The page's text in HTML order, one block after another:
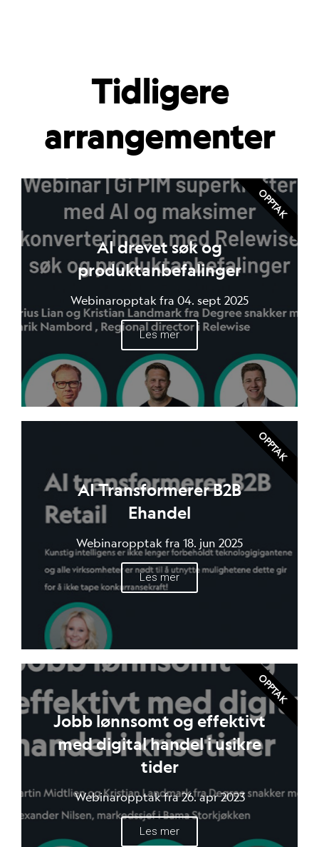
Tidligere
arrangementer
AI drevet søk og
produktanbefalinger
Webinaropptak fra 04. sept 2025
Les mer
OPPTAK
AI Transformerer B2B
Ehandel
Webinaropptak fra 18. jun 2025
Les mer
OPPTAK
Jobb lønnsomt og effektivt
med digital handel i usikre
tider
Webinaropptak fra 26. apr 2023
Les mer
OPPTAK